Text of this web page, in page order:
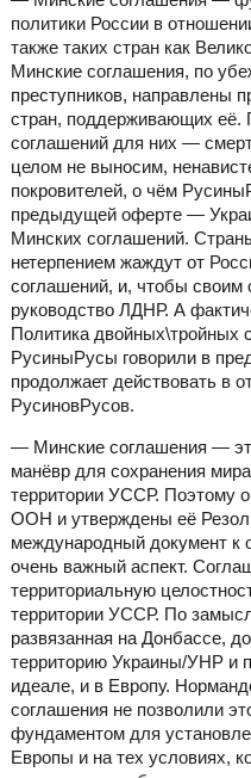
политики России в
также таких стран как
Минские соглашения, по
преступников, направлены
стран, поддерживающих её.
соглашений для них —
целом не выносим,
покровителей, о чём
предыдущей оферте —
Минских соглашений.
нетерпением жаждут от
соглашений, и, чтобы своим
руководство ЛДНР. А
Политика двойных\тройных
РусиныРусы говорили в
продолжает действовать в
РусиновРусов.
— Минские соглашения —
манёвр для сохранения
территории УССР. Поэтому
ООН и утверждены её
международный документ к
очень важный аспект.
территориальную
территории УССР. По
развязанная на Донбассе,
территорию Украины/УНР и
идеале, и в Европу.
соглашения не позволили
фундаментом для
Европы и на тех условиях,